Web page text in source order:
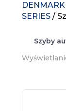
DENMARK
SERIES/
Szyby